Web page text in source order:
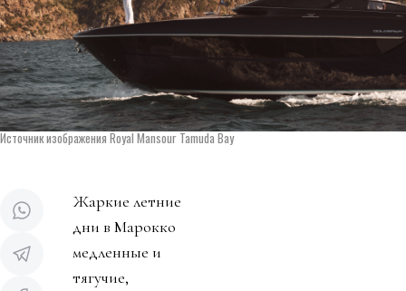
Источник изображения Royal Mansour Tamuda Bay
Жаркие летние
дни в Марокко
медленные и
тягучие,